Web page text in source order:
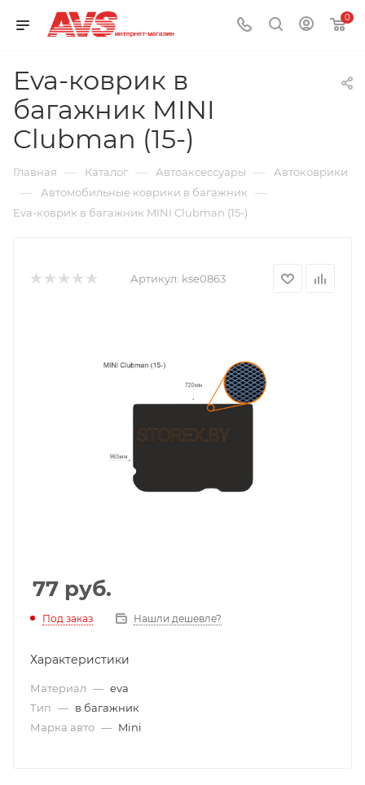
0
Eva-коврик в
багажник MINI
Clubman (15-)
Главная — Каталог — Автоаксессуары — Автоковрики
— Автомобильные коврики в багажник —
Eva-коврик в багажник MINI Clubman (15-)
Артикул: kse0863
77 руб.
Под заказ Нашли дешевле?
Характеристики
Материал — eva
Тип — в багажник
Марка авто — Mini